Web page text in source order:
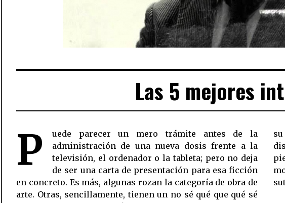
Las 5 mejores
P
uede parecer un mero trámite antes de la
administración de una nueva dosis frente a la
televisión, el ordenador o la tableta; pero no deja
de ser una carta de presentación para esa ficción
en concreto. Es más, algunas rozan la categoría de obra de
arte. Otras, sencillamente, tienen un no sé qué que qué sé
su